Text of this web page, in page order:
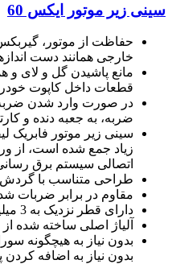
سینی زیر موتور ایکس 60
حفاظت از موتور،
خارجی همانند دست
مانع پاشیدن گل و لای و
قطعات داخل کاپوت
در صورت وارد شدن
ضربه، به جعبه دنده و
زیاد جمع شده است، از
اتصالی سیستم برق
طراحی متناسب با گردش
مقاوم در برابر ضربات
دارای قطر نزدیک به 3 میلیمتر
آلیاژ اصلی ساخته شده از
بدون نیاز به هیچگونه
بدون نیاز به اضافه کردن